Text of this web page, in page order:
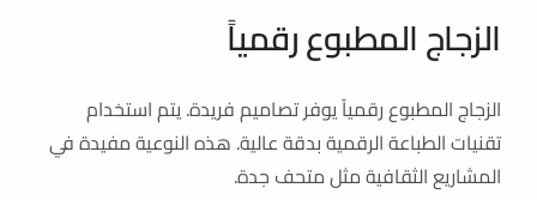
الزجاج المطبوع رقمياً
الزجاج المطبوع رقمياً يوفر تصاميم فريدة. يتم استخدام
تقنيات الطباعة الرقمية بدقة عالية. هذه النوعية مفيدة في
المشاريع الثقافية مثل متحف جدة.